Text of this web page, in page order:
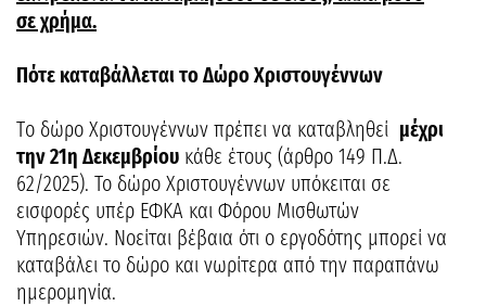
σε χρήμα.
Πότε καταβάλλεται το Δώρο Χριστουγέννων
Tο δώρο Χριστουγέννων πρέπει να καταβληθεί μέχρι
την 21η Δεκεμβρίου κάθε έτους (άρθρο 149 Π.Δ.
62/2025). Το δώρο Χριστουγέννων υπόκειται σε
εισφορές υπέρ ΕΦΚΑ και Φόρου Μισθωτών
Υπηρεσιών. Νοείται βέβαια ότι ο εργοδότης μπορεί να
καταβάλει το δώρο και νωρίτερα από την παραπάνω
ημερομηνία.